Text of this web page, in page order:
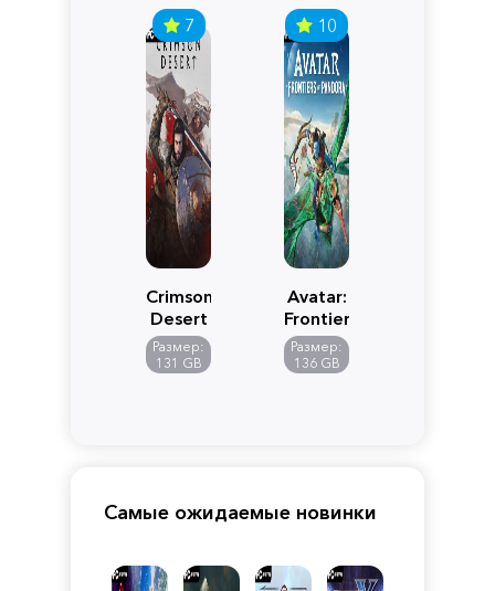
7
Crimson
Desert
Размер:
131 GB
10
Avatar:
Frontiers
of
Pandora
Размер:
136 GB
Самые ожидаемые новинки